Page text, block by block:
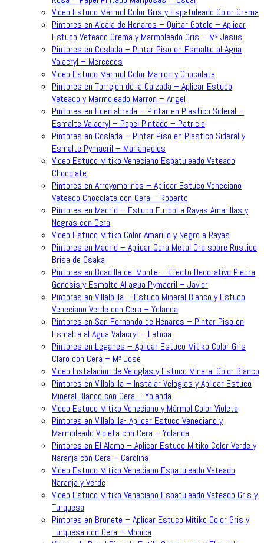
Video Estuco Mármol Color Gris y Espatuleado Color Crema
Pintores en Alcala de Henares – Quitar Gotele – Aplicar
Estuco Veteado Crema y Marmoleado Gris – Mª Jesus
Pintores en Coslada – Pintar Piso en Esmalte al Agua
Valacryl – Mercedes
Video Estuco Marmol Color Marron y Chocolate
Pintores en Torrejon de la Calzada – Aplicar Estuco
Veteado y Marmoleado Marron – Angel
Pintores en Fuenlabrada – Pintar en Plastico Sideral –
Esmalte Valacryl – Papel Pintado – Patricia
Pintores en Coslada – Pintar Piso en Plastico Sideral y
Esmalte Pymacril – Mariangeles
Video Estuco Mitiko Veneciano Espatuleado Veteado
Chocolate
Pintores en Arroyomolinos – Aplicar Estuco Veneciano
Veteado Chocolate con Cera – Roberto
Pintores en Madrid – Estuco Futbol a Rayas Amarillas y
Negras con Cera
Video Estuco Mitiko Color Amarillo y Negro a Rayas
Pintores en Madrid – Aplicar Cera Metal Oro sobre Rustico
Brisa de Osaka
Pintores en Boadilla del Monte – Efecto Decorativo Piedra
Genesis y Esmalte Al agua Pymacril – Javier
Pintores en Villalbilla – Estuco Mineral Blanco y Estuco
Veneciano Verde con Cera – Yolanda
Pintores en San Fernando de Henares – Pintar Piso en
Esmalte al Agua Valacryl – Leticia
Pintores en Leganes – Aplicar Estuco Mitiko Color Gris
Claro con Cera – Mª Jose
Video Instalacion de Veloglas y Estuco Mineral Color Blanco
Pintores en Villalbilla – Instalar Veloglas y Aplicar Estuco
Mineral Blanco con Cera – Yolanda
Video Estuco Mitiko Veneciano y Mármol Color Violeta
Pintores en Villalbilla- Aplicar Estuco Veneciano y
Marmoleado Violeta con Cera – Yolanda
Pintores en El Alamo – Aplicar Estuco Mitiko Color Verde y
Naranja con Cera – Carolina
Video Estuco Mitiko Veneciano Espatuleado Veteado
Naranja y Verde
Video Estuco Mitiko Veneciano Espatuleado Veteado Gris y
Turquesa
Pintores en Brunete – Aplicar Estuco Mitiko Color Gris y
Turquesa con Cera – Monica